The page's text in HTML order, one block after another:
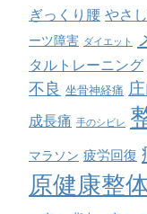
ぎっくり腰 やさ
ーツ障害 ダイエット
タルトレーニング
不良 坐骨神経痛
成長痛 手のシビレ
マラソン 疲労回復
原健康整